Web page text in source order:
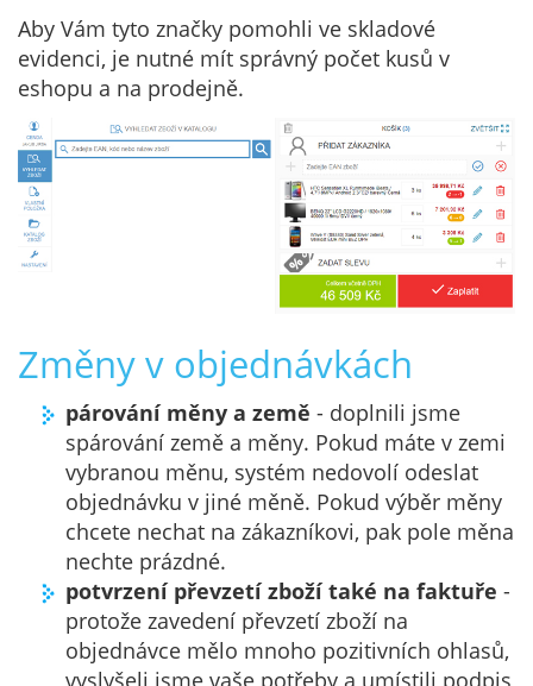
Aby Vám tyto značky pomohli ve skladové
evidenci, je nutné mít správný počet kusů v
eshopu a na prodejně.
Změny v objednávkách
párování měny a země - doplnili jsme
spárování země a měny. Pokud máte v zemi
vybranou měnu, systém nedovolí odeslat
objednávku v jiné měně. Pokud výběr měny
chcete nechat na zákazníkovi, pak pole měna
nechte prázdné.
potvrzení převzetí zboží také na faktuře -
protože zavedení převzetí zboží na
objednávce mělo mnoho pozitivních ohlasů,
vyslyšeli jsme vaše potřeby a umístili podpis